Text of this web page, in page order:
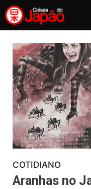
Pular
para
o
conteúdo
COTIDIANO
Aranhas no